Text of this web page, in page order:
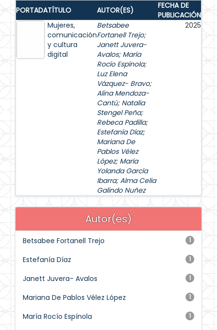
PORTADATÍTULO AUTOR(ES)
FECHA DE
PUBLICACIÓN
Mujeres,
comunicación
y cultura
digital
Betsabee
Fortanell Trejo;
Janett Juvera-
Avalos; María
Rocío Espínola;
Luz Elena
Vázquez- Bravo;
Alina Mendoza-
Cantú; Natalia
Stengel Peña;
Rebeca Padilla;
Estefanía Díaz;
Mariana De
Pablos Vélez
López; María
Yolanda García
Ibarra;Alma Celia
Galindo Nuñez
2025
Autor(es)
1
Betsabee Fortanell Trejo
1
Estefanía Díaz
1
Janett Juvera- Avalos
1
Mariana De Pablos Vélez López
1
María Rocío Espínola